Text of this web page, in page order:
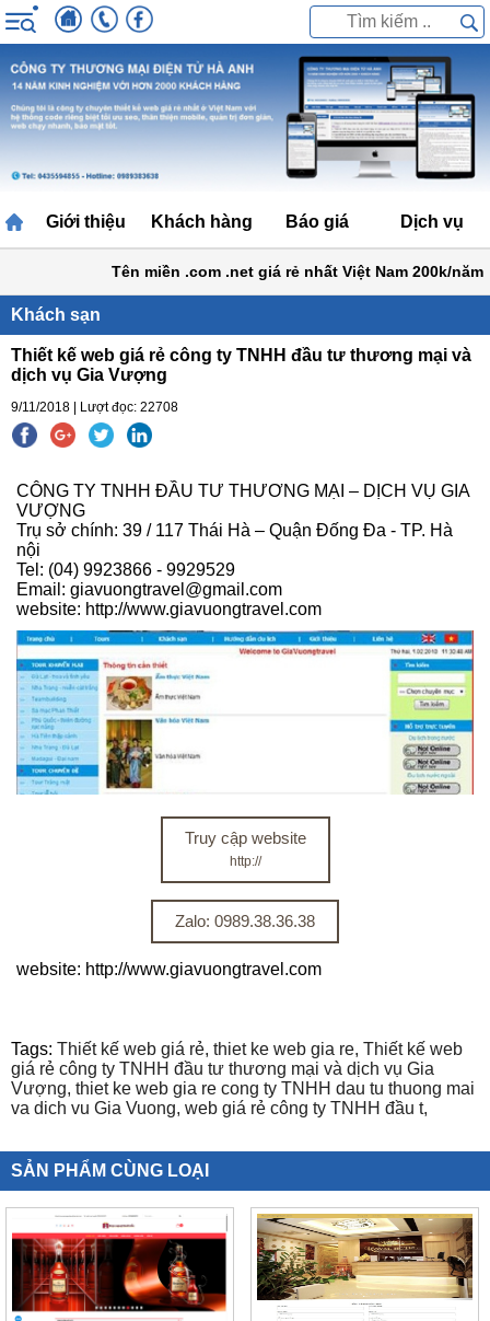
Giới thiệu Khách hàng Báo giá Dịch vụ
Tên miền .com .net giá rẻ nhất Việt Nam 200k/năm
Khách sạn
Thiết kế web giá rẻ công ty TNHH đầu tư thương mại và
dịch vụ Gia Vượng
9/11/2018 | Lượt đọc: 22708
CÔNG TY TNHH ĐẦU TƯ THƯƠNG MẠI – DỊCH VỤ GIA
VƯỢNG
Trụ sở chính: 39 / 117 Thái Hà – Quận Đống Đa - TP. Hà
nội
Tel: (04) 9923866 - 9929529
Email: giavuongtravel@gmail.com
website: http://www.giavuongtravel.com
Truy cập website
http://
Zalo: 0989.38.36.38
website: http://www.giavuongtravel.com
Tags: Thiết kế web giá rẻ, thiet ke web gia re, Thiết kế web
giá rẻ công ty TNHH đầu tư thương mại và dịch vụ Gia
Vượng, thiet ke web gia re cong ty TNHH dau tu thuong mai
va dich vu Gia Vuong, web giá rẻ công ty TNHH đầu t,
SẢN PHẨM CÙNG LOẠI